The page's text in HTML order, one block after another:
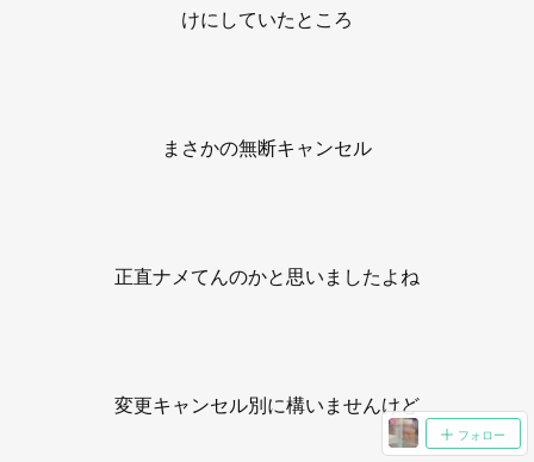
けにしていたところ
まさかの無断キャンセル
正直ナメてんのかと思いましたよね
変更キャンセル別に構いませんけど
フォロー